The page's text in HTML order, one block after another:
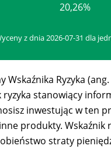
20,26%
z dnia 2026-07-31 dla
Wskaźnika Ryzyka
ryzyka stanowiący
inwestując w ten
produkty. Wskaźnik
straty